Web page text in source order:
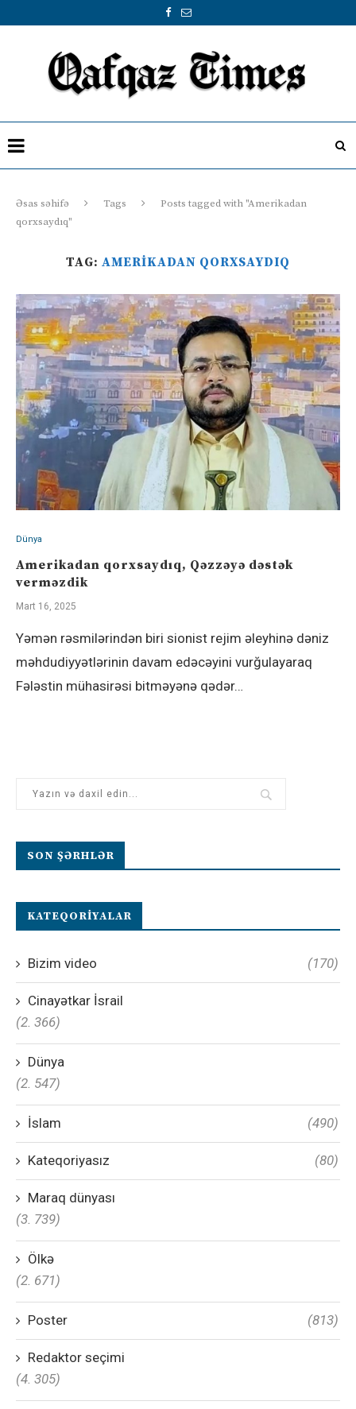
Əsas səhifə Tags
Posts tagged with "Amerikadan
qorxsaydıq"
TAG: AMERIKADAN QORXSAYDIQ
Dünya
Amerikadan qorxsaydıq, Qəzzəyə dəstək
verməzdik
Mart 16, 2025
Yəmən rəsmilərindən biri sionist rejim əleyhinə dəniz
məhdudiyyətlərinin davam edəcəyini vurğulayaraq
Fələstin mühasirəsi bitməyənə qədər…
SON ŞƏRHLƏR
KATEQORIYALAR
Bizim video (170)
Cinayətkar İsrail
(2. 366)
Dünya
(2. 547)
İslam (490)
Kateqoriyasız (80)
Maraq dünyası
(3. 739)
Ölkə
(2. 671)
Poster (813)
Redaktor seçimi
(4. 305)